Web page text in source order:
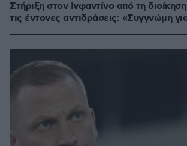
Στήριξη στον Ινφαντίνο από τη
τις έντονες αντιδράσεις: «Συγγνώμη